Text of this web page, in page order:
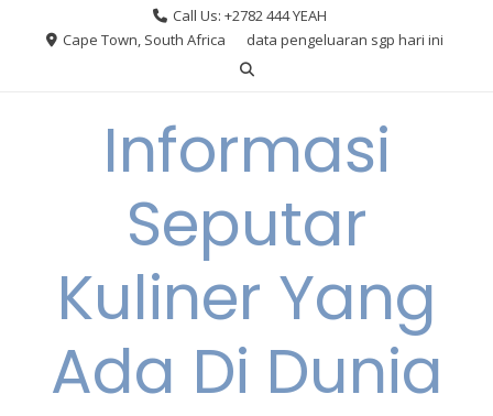
Call Us: +2782 444 YEAH
Cape Town, South Africa
data pengeluaran sgp hari ini
Informasi
Seputar
Kuliner Yang
Ada Di Dunia